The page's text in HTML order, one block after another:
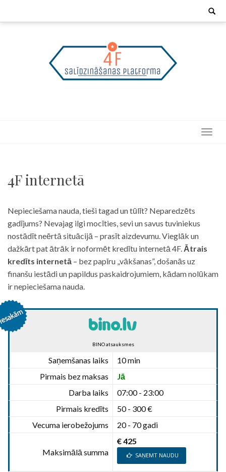
Search
4F internetā
Nepieciešama nauda, tieši tagad un tūlīt? Neparedzēts
gadījums? Nevajag ilgi mocīties, sevi un savus tuviniekus
nostādīt neērtā situācijā – prasīt aizdevumu. Vieglāk un
dažkārt pat ātrāk ir noformēt kredītu internetā 4F. Ātrais
kredīts internetā – bez papīru „vākšanas”, došanās uz
finanšu iestādi un papildus paskaidrojumiem, kādam nolūkam
ir nepieciešama nauda.
BINO atsauksmes
Saņemšanas laiks
10 min
Pirmais bez maksas
Jā
Darba laiks
07:00 - 23:00
Pirmais kredīts
50 - 300 €
Vecuma ierobežojums
20 - 70 gadi
Maksimālā summa
€ 425
SAŅEMT NAUDU